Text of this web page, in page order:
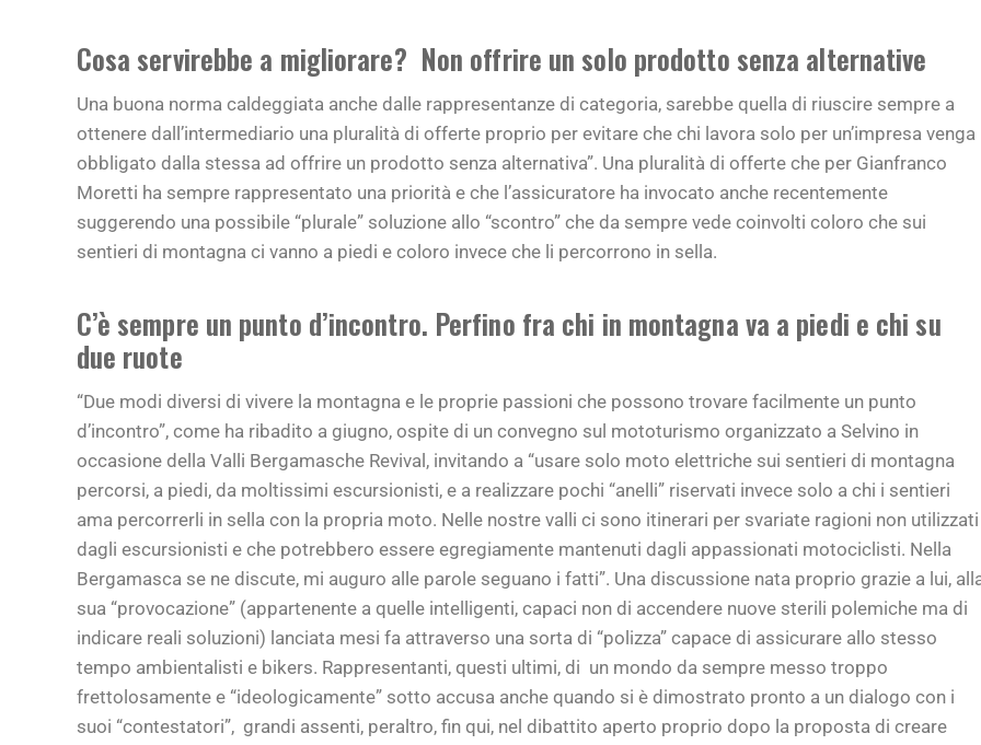
Cosa servirebbe a migliorare? Non offrire un solo prodotto senza alternative
Una buona norma caldeggiata anche dalle rappresentanze di categoria, sarebbe quella di riuscire sempre a
ottenere dall’intermediario una pluralità di offerte proprio per evitare che chi lavora solo per un’impresa venga
obbligato dalla stessa ad offrire un prodotto senza alternativa”. Una pluralità di offerte che per Gianfranco
Moretti ha sempre rappresentato una priorità e che l’assicuratore ha invocato anche recentemente
suggerendo una possibile “plurale” soluzione allo “scontro” che da sempre vede coinvolti coloro che sui
sentieri di montagna ci vanno a piedi e coloro invece che li percorrono in sella.
C’è sempre un punto d’incontro. Perfino fra chi in montagna va a piedi e chi su
due ruote
“Due modi diversi di vivere la montagna e le proprie passioni che possono trovare facilmente un punto
d’incontro”, come ha ribadito a giugno, ospite di un convegno sul mototurismo organizzato a Selvino in
occasione della Valli Bergamasche Revival, invitando a “usare solo moto elettriche sui sentieri di montagna
percorsi, a piedi, da moltissimi escursionisti, e a realizzare pochi “anelli” riservati invece solo a chi i sentieri
ama percorrerli in sella con la propria moto. Nelle nostre valli ci sono itinerari per svariate ragioni non utilizzati
dagli escursionisti e che potrebbero essere egregiamente mantenuti dagli appassionati motociclisti. Nella
Bergamasca se ne discute, mi auguro alle parole seguano i fatti”. Una discussione nata proprio grazie a lui,
sua “provocazione” (appartenente a quelle intelligenti, capaci non di accendere nuove sterili polemiche ma di
indicare reali soluzioni) lanciata mesi fa attraverso una sorta di “polizza” capace di assicurare allo stesso
tempo ambientalisti e bikers. Rappresentanti, questi ultimi, di un mondo da sempre messo troppo
frettolosamente e “ideologicamente” sotto accusa anche quando si è dimostrato pronto a un dialogo con i
suoi “contestatori”, grandi assenti, peraltro, fin qui, nel dibattito aperto proprio dopo la proposta di creare